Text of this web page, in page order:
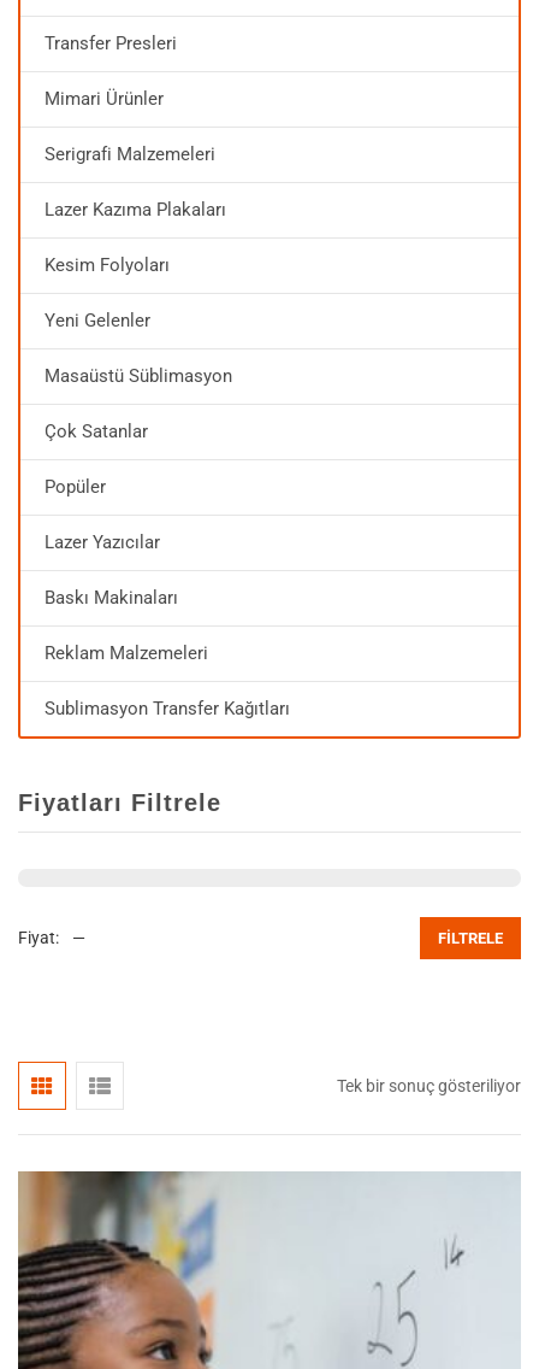
Transfer Presleri
Mimari Ürünler
Serigrafi Malzemeleri
Lazer Kazıma Plakaları
Kesim Folyoları
Yeni Gelenler
Masaüstü Süblimasyon
Çok Satanlar
Popüler
Lazer Yazıcılar
Baskı Makinaları
Reklam Malzemeleri
Sublimasyon Transfer Kağıtları
Fiyatları Filtrele
FILTRELE
Fiyat: —
Tek bir sonuç gösteriliyor